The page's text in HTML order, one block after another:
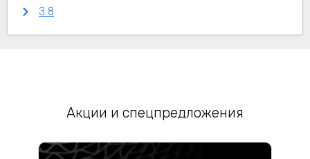
3.8
Акции и спецпредложения